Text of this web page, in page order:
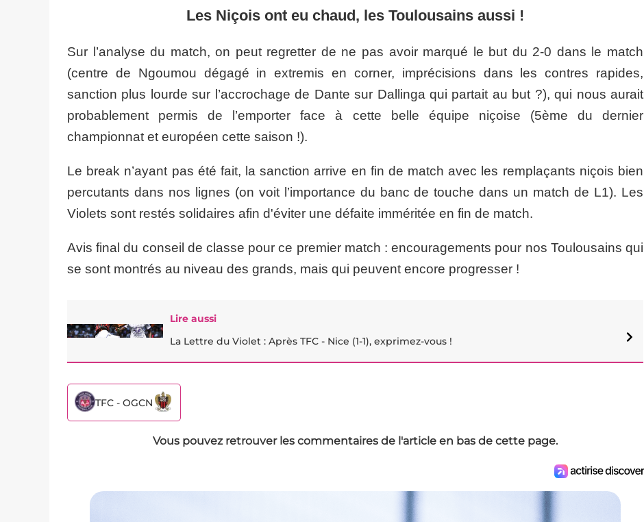
Les Niçois ont eu chaud, les Toulousains aussi !
Sur l’analyse du match, on peut regretter de ne pas avoir marqué le but du 2-0 dans le match
(centre de Ngoumou dégagé in extremis en corner, imprécisions dans les contres rapides,
sanction plus lourde sur l’accrochage de Dante sur Dallinga qui partait au but ?), qui nous aurait
probablement permis de l’emporter face à cette belle équipe niçoise (5ème du dernier
championnat et européen cette saison !).
Le break n’ayant pas été fait, la sanction arrive en fin de match avec les remplaçants niçois bien
percutants dans nos lignes (on voit l’importance du banc de touche dans un match de L1). Les
Violets sont restés solidaires afin d'éviter une défaite imméritée en fin de match.
Avis final du conseil de classe pour ce premier match : encouragements pour nos Toulousains qui
se sont montrés au niveau des grands, mais qui peuvent encore progresser !
Lire aussi
La Lettre du Violet : Après TFC - Nice (1-1), exprimez-vous !
TFC - OGCN
Vous pouvez retrouver les commentaires de l'article en bas de cette page.